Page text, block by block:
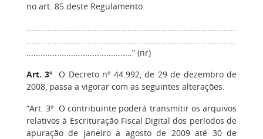
no art. 85 deste Regulamento.
.........................................................................................
.........................................................................................
.............................................” (nr)
Art. 3º O Decreto nº 44.992, de 29 de dezembro de
2008, passa a vigorar com as seguintes alterações:
“Art. 3º O contribuinte poderá transmitir os arquivos
relativos à Escrituração Fiscal Digital dos períodos de
apuração de janeiro a agosto de 2009 até 30 de